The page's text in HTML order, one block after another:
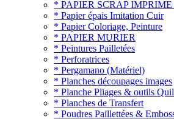
* PAPIER SCRAP IMPRIME
* Papier épais Imitation Cuir
* Papier Coloriage, Peinture
* PAPIER MURIER
* Peintures Pailletées
* Perforatrices
* Pergamano (Matériel)
* Planches découpages images
* Planche Pliages & outils
* Planches de Transfert
* Poudres Paillettées &